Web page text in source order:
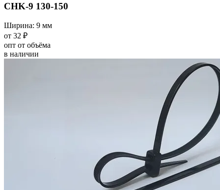
CHK-9 130-150
Ширина: 9 мм
от 32 ₽
опт от объёма
в наличии